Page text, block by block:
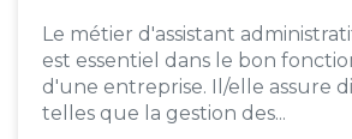
Le métier d'assistant
est essentiel dans le bon
d'une entreprise. Il/elle assure
telles que la gestion des...